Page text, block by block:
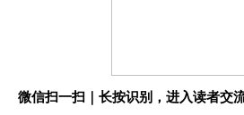
微信扫一扫｜长按识别，进入读者交